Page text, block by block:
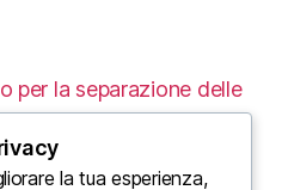
per la separazione delle
delle Cause e delle
la tua esperienza,